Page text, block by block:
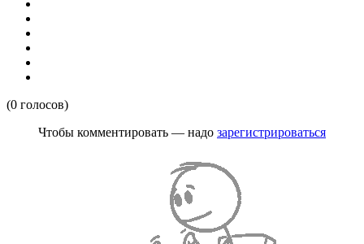
(0 голосов)
Чтобы комментировать — надо зарегистрироваться